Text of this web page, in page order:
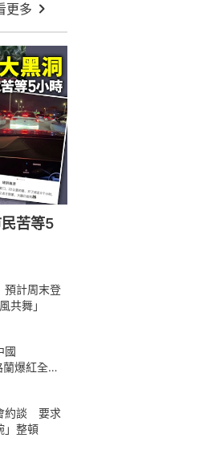
更多
苦等5
計周末登
共舞｣
國
爆紅全球
約談 要求
」整頓